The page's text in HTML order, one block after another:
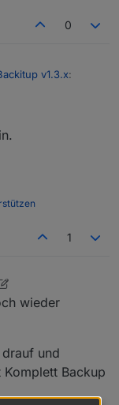
a
its
Administrator
of this run can be
0
v1.3.x:
total weg
zu sein.
1
12. März 2019, 11:01
wieder
und
Backup